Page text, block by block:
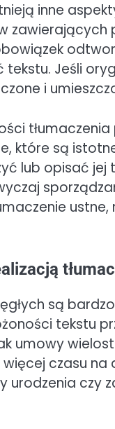
inne
Jeśli
i
które są
lub opisać
są
tekstu
umowy
czasu na
urodzenia czy